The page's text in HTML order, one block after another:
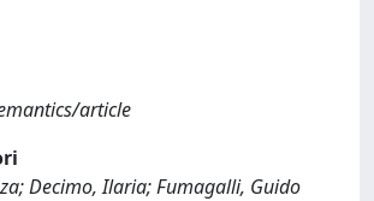
article
Decimo, Ilaria; Fumagalli, Guido